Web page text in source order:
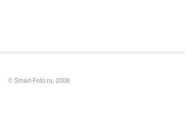
© Smart-Foto.ru, 2006